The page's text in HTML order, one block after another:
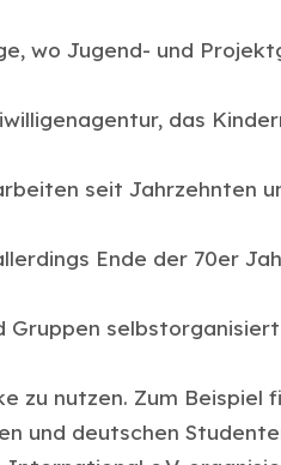
wo Jugend- und
das
seit Jahrzehnten
Ende der 70er
zu nutzen. Zum Beispiel
und deutschen